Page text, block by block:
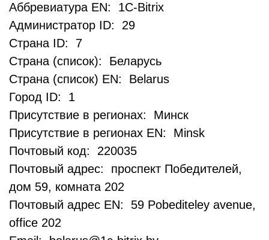
Аббревиатура EN: 1C-Bitrix
Администратор ID: 29
Страна ID: 7
Страна (список): Беларусь
Страна (список) EN: Belarus
Город ID: 1
Присутствие в регионах: Минск
Присутствие в регионах EN: Minsk
Почтовый код: 220035
Почтовый адрес: проспект Победителей,
дом 59, комната 202
Почтовый адрес EN: 59 Pobediteley avenue,
office 202